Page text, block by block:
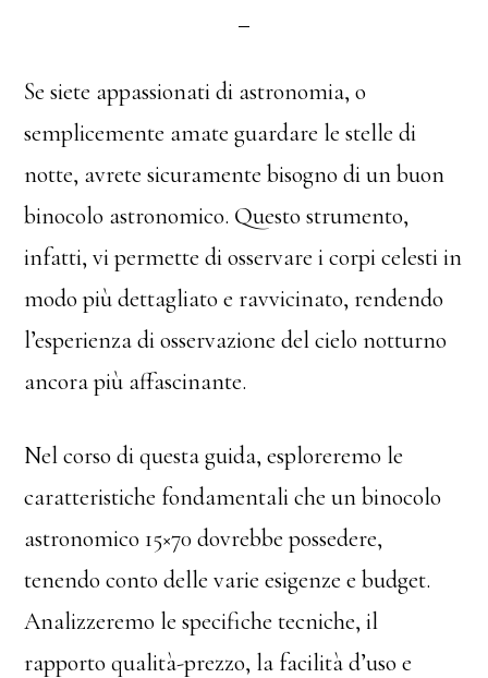
Se siete appassionati di astronomia, o
semplicemente amate guardare le stelle di
notte, avrete sicuramente bisogno di un buon
binocolo astronomico. Questo strumento,
infatti, vi permette di osservare i corpi celesti in
modo più dettagliato e ravvicinato, rendendo
l’esperienza di osservazione del cielo notturno
ancora più affascinante.
Nel corso di questa guida, esploreremo le
caratteristiche fondamentali che un binocolo
astronomico 15×70 dovrebbe possedere,
tenendo conto delle varie esigenze e budget.
Analizzeremo le specifiche tecniche, il
rapporto qualità-prezzo, la facilità d’uso e